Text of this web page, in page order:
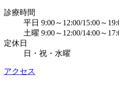
診療時間
平日 9:00～12:00/15:00～
土曜 9:00～12:00/14:00～
定休日
日・祝・水曜
アクセス